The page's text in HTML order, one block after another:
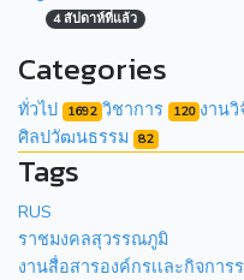
4 สัปดาห์ที่แล้ว
Categories
ทั่วไป 1692 วิชาการ 120 งาน
ศิลปวัฒนธรรม 82
Tags
RUS
ราชมงคลสุวรรณภูมิ
งานสื่อสารองค์กรเเละกิจการ